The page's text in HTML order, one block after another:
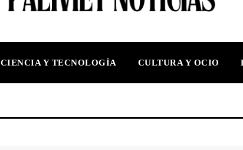
CIENCIA Y TECNOLOGÍA CULTURA Y OCIO